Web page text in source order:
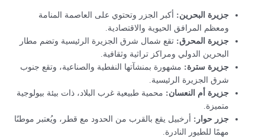
جزيرة البحرين: أكبر الجزر وتحتوي على العاصمة المنامة
ومعظم المرافق الحيوية والاقتصادية.
جزيرة المحرق: تقع شمال شرق الجزيرة الرئيسية وتضم مطار
البحرين الدولي ومراكز تراثية وثقافية.
جزيرة سترة: مشهورة بمنشآتها النفطية والصناعية، وتقع جنوب
شرق الجزيرة الرئيسية.
جزيرة أم النعسان: محمية طبيعية غرب البلاد، ذات بيئة بيولوجية
متميزة.
جزر حوار: أرخبيل يقع بالقرب من الحدود مع قطر، ويُعتبر موطنًا
مهمًا للطيور النادرة.